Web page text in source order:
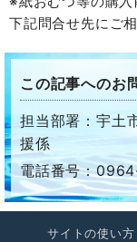
下記問合せ先にご
この記事へのお
担当部署：宇土
援係
電話番号：
サイトの使い方